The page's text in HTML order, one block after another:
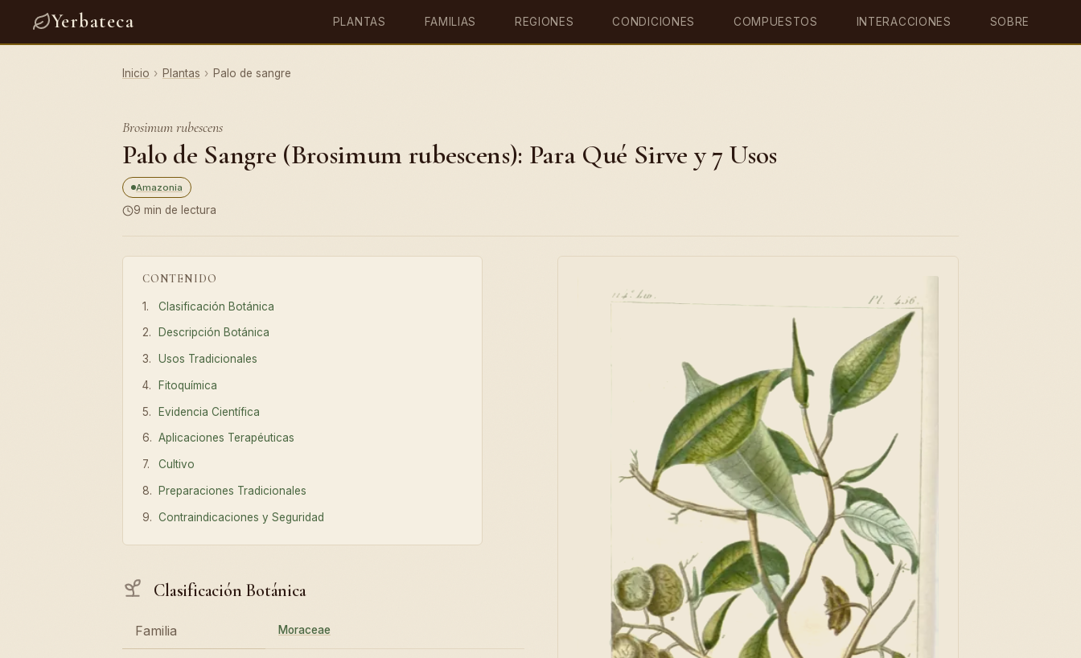
Yerbateca PLANTAS FAMILIAS REGIONES CONDICIONES COMPUESTOS INTERACCIONES SOBRE
Inicio › Plantas › Palo de sangre
Brosimum rubescens
Palo de Sangre (Brosimum rubescens): Para Qué Sirve y 7 Usos
Amazonia
9 min de lectura
CONTENIDO
Clasificación Botánica
Descripción Botánica
Usos Tradicionales
Fitoquímica
Evidencia Científica
Aplicaciones Terapéuticas
Cultivo
Preparaciones Tradicionales
Contraindicaciones y Seguridad
Clasificación Botánica
Familia Moraceae